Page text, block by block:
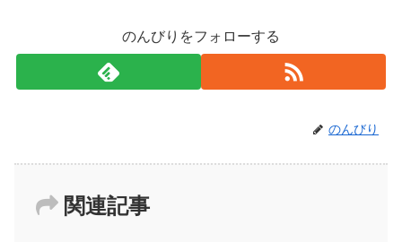
のんびりをフォローする
のんびり
関連記事